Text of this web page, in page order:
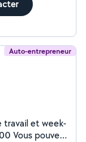
Auto-entrepreneur
travail et week-
Vous pouvez